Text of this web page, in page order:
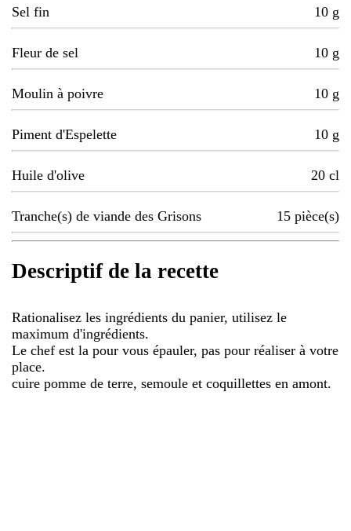
Sel fin 10 g
Fleur de sel 10 g
Moulin à poivre 10 g
Piment d'Espelette 10 g
Huile d'olive 20 cl
Tranche(s) de viande des Grisons 15 pièce(s)
Descriptif de la recette
Rationalisez les ingrédients du panier, utilisez le
maximum d'ingrédients.
Le chef est la pour vous épauler, pas pour réaliser à votre
place.
cuire pomme de terre, semoule et coquillettes en amont.